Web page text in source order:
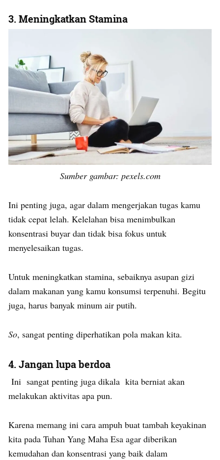
3.Meningkatkan Stamina
Sumber gambar: pexels.com
Ini penting juga, agar dalam mengerjakan tugas kamu
tidak cepat lelah. Kelelahan bisa menimbulkan
konsentrasi buyar dan tidak bisa fokus untuk
menyelesaikan tugas.
Untuk meningkatkan stamina, sebaiknya asupan gizi
dalam makanan yang kamu konsumsi terpenuhi. Begitu
juga, harus banyak minum air putih.
So, sangat penting diperhatikan pola makan kita.
4. Jangan lupa berdoa
Ini sangat penting juga dikala kita berniat akan
melakukan aktivitas apa pun.
Karena memang ini cara ampuh buat tambah keyakinan
kita pada Tuhan Yang Maha Esa agar diberikan
kemudahan dan konsentrasi yang baik dalam